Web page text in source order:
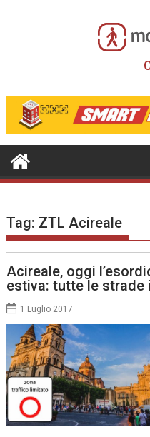
Tag: ZTL Acireale
Acireale, oggi
estiva: tutte le strade
1 Luglio 2017